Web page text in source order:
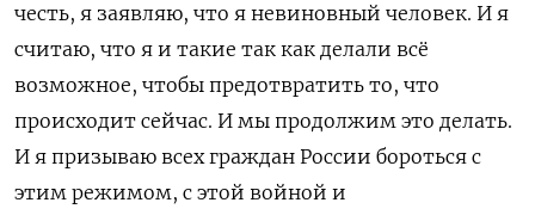
честь, я заявляю, что я невиновный человек. И я
считаю, что я и такие так как делали всё
возможное, чтобы предотвратить то, что
происходит сейчас. И мы продолжим это делать.
И я призываю всех граждан России бороться с
этим режимом, с этой войной и